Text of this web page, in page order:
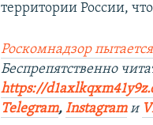
территории России,
Роскомнадзор
Беспрепятственно
https://
Telegram, Instagram и